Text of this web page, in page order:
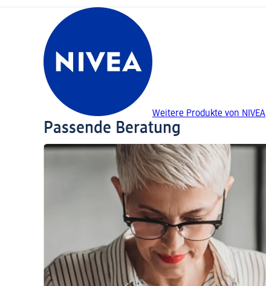
Weitere Produkte von NIVEA
Passende Beratung